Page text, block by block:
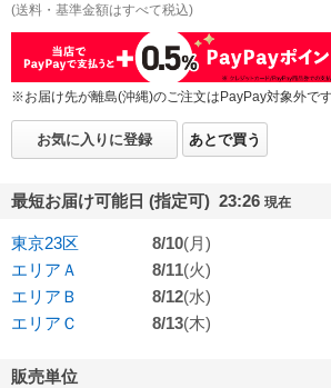
(送料・基準金額はすべて税込)
※お届け先が離島(沖縄)のご注文はPayPay対象外で
お気に入りに登録 あとで買う
最短お届け可能日 (指定可) 23:26 現在
東京23区 8/10(月)
エリアＡ
8/11(火)
エリアＢ
8/12(水)
エリアＣ
8/13(木)
販売単位